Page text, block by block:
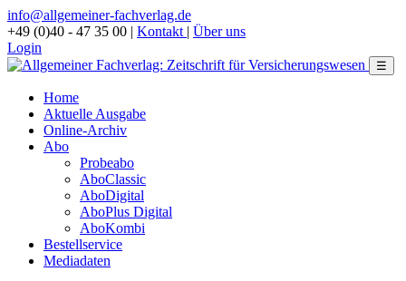
info@allgemeiner-fachverlag.de
+49 (0)40 - 47 35 00 | Kontakt | Über uns
Login
☰
Home
Aktuelle Ausgabe
Online-Archiv
Abo
Probeabo
AboClassic
AboDigital
AboPlus Digital
AboKombi
Bestellservice
Mediadaten